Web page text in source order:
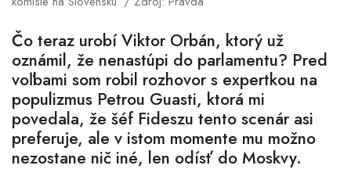
Čo teraz urobí Viktor Orbán, ktorý už
oznámil, že nenastúpi do parlamentu? Pred
voľbami som robil rozhovors expertkou na
populizmus Petrou Guasti, ktorá mi
povedala, že šéf Fideszu tento scenár asi
preferuje, ale v istom momente mu možno
nezostane nič iné, len odísť do Moskvy.